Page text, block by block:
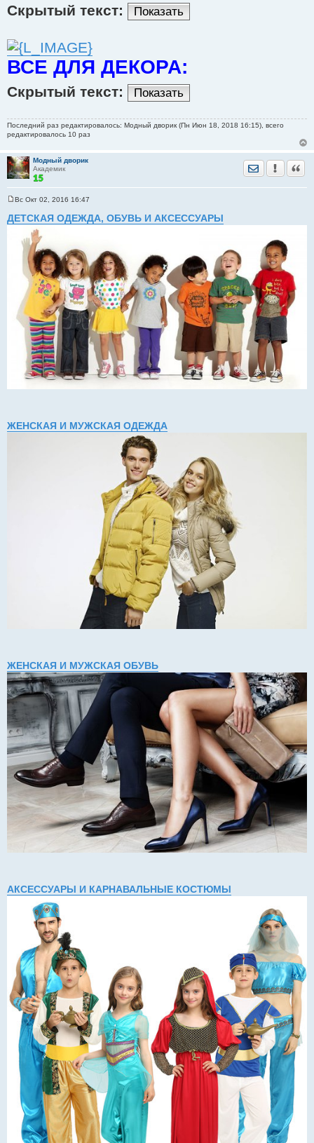
Скрытый текст: Показать
ВСЕ ДЛЯ ДЕКОРА:
Скрытый текст: Показать
Последний раз редактировалось: Модный дворик (Пн Июн 18, 2018 16:15), всего
редактировалось 10 раз
Модный дворик
Академик
Отправить
о
о
Вс Окт 02, 2016 16:47
ДЕТСКАЯ ОДЕЖДА, ОБУВЬ И АКСЕССУАРЫ
ЖЕНСКАЯ И МУЖСКАЯ ОДЕЖДА
ЖЕНСКАЯ И МУЖСКАЯ ОБУВЬ
АКСЕССУАРЫ И КАРНАВАЛЬНЫЕ КОСТЮМЫ